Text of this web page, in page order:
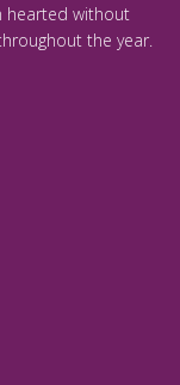
hearted without
the year.